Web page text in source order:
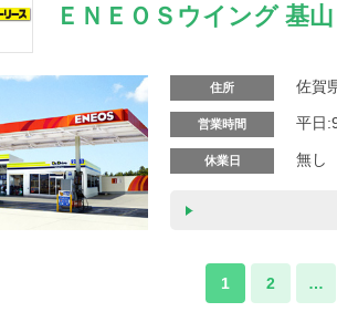
ＥＮＥＯＳウイング 基山
住所 佐賀
営業時間 平日
休業日 無し
1 2 …